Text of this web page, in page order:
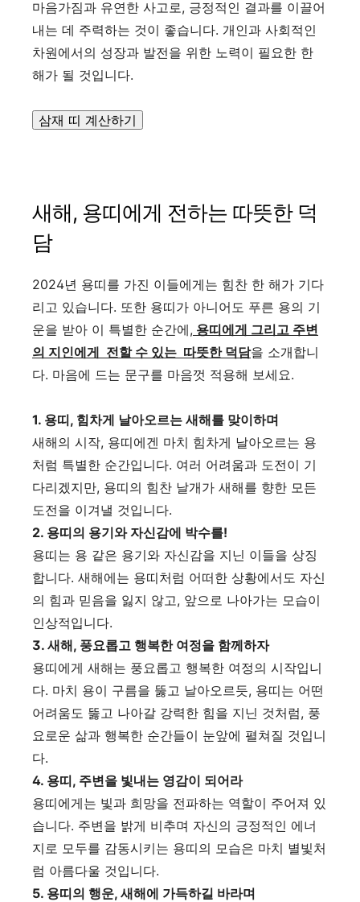
마음가짐과 유연한 사고로, 긍정적인 결과를 이끌어
내는 데 주력하는 것이 좋습니다. 개인과 사회적인
차원에서의 성장과 발전을 위한 노력이 필요한 한
해가 될 것입니다.
삼재 띠 계산하기
새해, 용띠에게 전하는 따뜻한 덕
담
2024년 용띠를 가진 이들에게는 힘찬 한 해가 기다
리고 있습니다. 또한 용띠가 아니어도 푸른 용의 기
운을 받아 이 특별한 순간에, 용띠에게 그리고 주변
의 지인에게 전할 수 있는 따뜻한 덕담을 소개합니
다. 마음에 드는 문구를 마음껏 적용해 보세요.
1. 용띠, 힘차게 날아오르는 새해를 맞이하며
새해의 시작, 용띠에겐 마치 힘차게 날아오르는 용
처럼 특별한 순간입니다. 여러 어려움과 도전이 기
다리겠지만, 용띠의 힘찬 날개가 새해를 향한 모든
도전을 이겨낼 것입니다.
2. 용띠의 용기와 자신감에 박수를!
용띠는 용 같은 용기와 자신감을 지닌 이들을 상징
합니다. 새해에는 용띠처럼 어떠한 상황에서도 자신
의 힘과 믿음을 잃지 않고, 앞으로 나아가는 모습이
인상적입니다.
3. 새해, 풍요롭고 행복한 여정을 함께하자
용띠에게 새해는 풍요롭고 행복한 여정의 시작입니
다. 마치 용이 구름을 뚫고 날아오르듯, 용띠는 어떤
어려움도 뚫고 나아갈 강력한 힘을 지닌 것처럼, 풍
요로운 삶과 행복한 순간들이 눈앞에 펼쳐질 것입니
다.
4. 용띠, 주변을 빛내는 영감이 되어라
용띠에게는 빛과 희망을 전파하는 역할이 주어져 있
습니다. 주변을 밝게 비추며 자신의 긍정적인 에너
지로 모두를 감동시키는 용띠의 모습은 마치 별빛처
럼 아름다울 것입니다.
5. 용띠의 행운, 새해에 가득하길 바라며